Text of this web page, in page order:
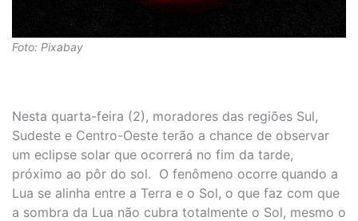
Foto: Pixabay
Nesta quarta-feira (2), moradores das regiões Sul,
Sudeste e Centro-Oeste terão a chance de observar
um eclipse solar que ocorrerá no fim da tarde,
próximo ao pôr do sol. O fenômeno ocorre quando a
Lua se alinha entre a Terra e o Sol, o que faz com que
a sombra da Lua não cubra totalmente o Sol, mesmo o